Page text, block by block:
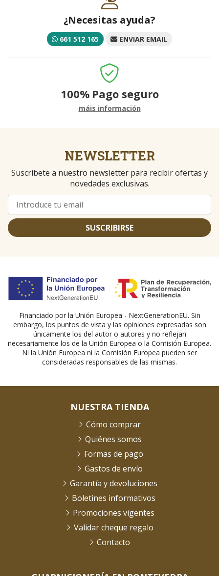
¿Necesitas ayuda?
661 512 165 ENVIAR EMAIL
100% Pago seguro
máis información
NEWSLETTER
Suscríbete a nuestro newsletter para recibir ofertas y
novedades exclusivas.
SUSCRIBIRSE
Financiado por la Unión Europea - NextGenerationEU. Sin
embargo, los puntos de vista y las opiniones expresadas son
únicamente los del autor o autores y no reflejan
necesariamente los de la Unión Europea o la Comisión Europea.
Ni la Unión Europea ni la Comisión Europea pueden ser
consideradas responsables de las mismas.
NUESTRA TIENDA
Cómo comprar
Quiénes somos
Formas de pago
Gastos de envío
Garantía y devoluciones
Boletines informativos
Promociones vigentes
Validar cheque regalo
Contacto